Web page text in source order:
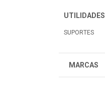
UTILIDADES
SUPORTES
MARCAS